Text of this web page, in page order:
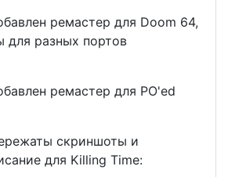
ремастер для Doom 64,
для разных портов
ремастер для PO'ed
скриншоты и
для Killing Time: